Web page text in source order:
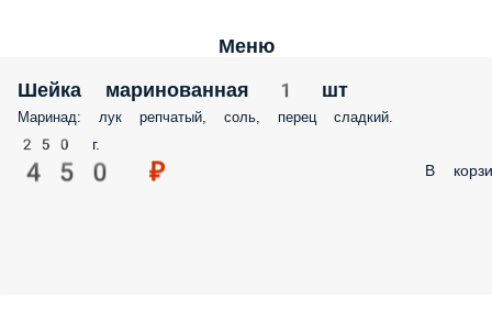
Меню
Шейка маринованная 1 шт
Маринад: лук репчатый, соль, перец сладкий.
250 г.
450 ₽ В